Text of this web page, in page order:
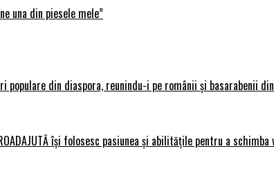
una din piesele mele”
populare din diaspora, reunindu-i pe românii și basarabenii
își folosesc pasiunea și abilitățile pentru a schimba